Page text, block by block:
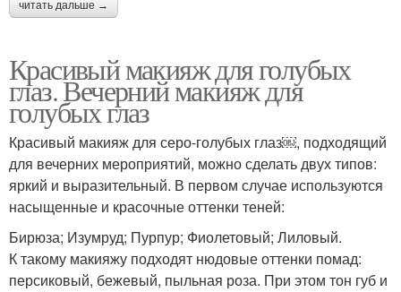
читать дальше →
Красивый макияж для голубых
глаз. Вечерний макияж для
голубых глаз
Красивый макияж для серо-голубых глаз￼, подходящий
для вечерних мероприятий, можно сделать двух типов:
яркий и выразительный. В первом случае используются
насыщенные и красочные оттенки теней:
Бирюза; Изумруд; Пурпур; Фиолетовый; Лиловый.
К такому макияжу подходят нюдовые оттенки помад:
персиковый, бежевый, пыльная роза. При этом тон губ и